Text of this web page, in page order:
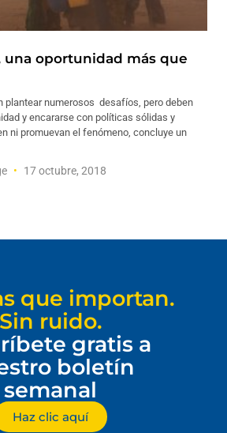
una oportunidad más que
plantear numerosos desafíos, pero deben
y encararse con políticas sólidas y
ni promuevan el fenómeno, concluye un
17 octubre, 2018
que importan.
Sin ruido.
gratis a
boletín
semanal
Haz clic aquí